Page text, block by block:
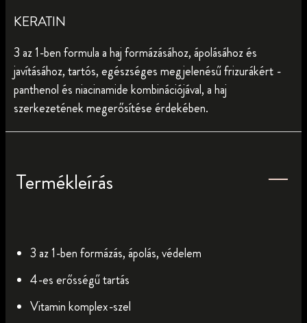
KERATIN
3 az 1-ben formula a haj formázásához, ápolásához és
javításához, tartós, egészséges megjelenésű frizurákért -
panthenol és niacinamide kombinációjával, a haj
szerkezetének megerősítése érdekében.
Termékleírás
3 az 1-ben formázás, ápolás, védelem
4-es erősségű tartás
Vitamin komplex-szel